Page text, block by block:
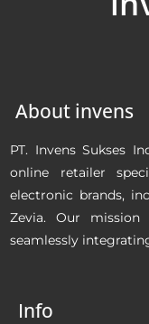
About invens
PT. Invens Sukses
online retailer
electronic brands,
Zevia. Our
seamlessly
Info